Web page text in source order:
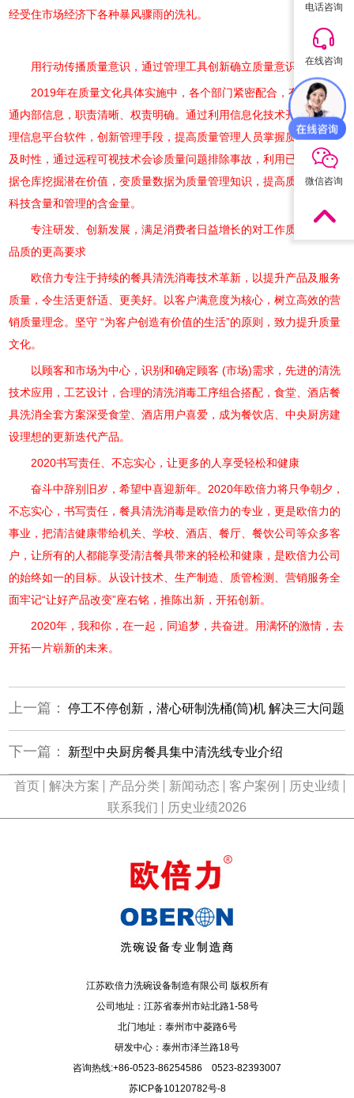
经受住市场经济下各种暴风骤雨的洗礼。
用行动传播质量意识，通过管理工具创新确立质量意识
2019年在质量文化具体实施中，各个部门紧密配合，有效迅速沟
通内部信息，职责清晰、权责明确。通过利用信息化技术开发质量管
理信息平台软件，创新管理手段，提高质量管理人员掌握质量信息的
及时性，通过远程可视技术会诊质量问题排除事故，利用已集成的数
据仓库挖掘潜在价值，变质量数据为质量管理知识，提高质量管理的
科技含量和管理的含金量。
专注研发、创新发展，满足消费者日益增长的对工作质量、生活
品质的更高要求
欧倍力专注于持续的餐具清洗消毒技术革新，以提升产品及服务
质量，令生活更舒适、更美好。以客户满意度为核心，树立高效的营
销质量理念。坚守 “为客户创造有价值的生活”的原则，致力提升质量
文化。
以顾客和市场为中心，识别和确定顾客 (市场)需求，先进的清洗
技术应用，工艺设计，合理的清洗消毒工序组合搭配，食堂、酒店餐
具洗消全套方案深受食堂、酒店用户喜爱，成为餐饮店、中央厨房建
设理想的更新迭代产品。
2020书写责任、不忘实心，让更多的人享受轻松和健康
奋斗中辞别旧岁，希望中喜迎新年。2020年欧倍力将只争朝夕，
不忘实心，书写责任，餐具清洗消毒是欧倍力的专业，更是欧倍力的
事业，把清洁健康带给机关、学校、酒店、餐厅、餐饮公司等众多客
户，让所有的人都能享受清洁餐具带来的轻松和健康，是欧倍力公司
的始终如一的目标。从设计技术、生产制造、质管检测、营销服务全
面牢记“让好产品改变”座右铭，推陈出新，开拓创新。
2020年，我和你，在一起，同追梦，共奋进。用满怀的激情，去
开拓一片崭新的未来。
上一篇： 停工不停创新，潜心研制洗桶(筒)机 解决三大问题
下一篇： 新型中央厨房餐具集中清洗线专业介绍
首页 解决方案 产品分类 新闻动态 客户案例
历史业绩
联系我们
历史业绩2026
江苏欧倍力洗碗设备制造有限公司 版权所有
公司地址：江苏省泰州市站北路1-58号
北门地址：泰州市中菱路6号
研发中心：泰州市泽兰路18号
咨询热线:+86-0523-86254586 0523-82393007
苏ICP备10120782号-8
电话咨询
在线咨询
QQ咨询
微信咨询